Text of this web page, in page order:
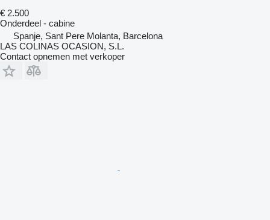
€ 2.500
Onderdeel - cabine
Spanje, Sant Pere Molanta, Barcelona
LAS COLINAS OCASION, S.L.
Contact opnemen met verkoper